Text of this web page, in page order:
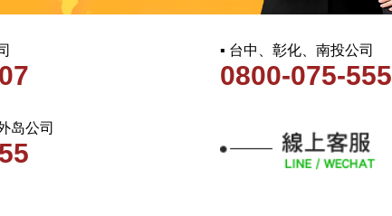
▪ 台中、彰化、南投公司
0800-075-555
岛公司